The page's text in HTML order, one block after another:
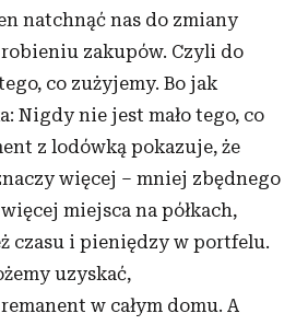
natchnąć nas do zmiany
robieniu zakupów. Czyli do
co zużyjemy. Bo jak
Nigdy nie jest mało tego, co
z lodówką pokazuje, że
więcej – mniej zbędnego
miejsca na półkach,
czasu i pieniędzy w portfelu.
uzyskać,
w całym domu. A